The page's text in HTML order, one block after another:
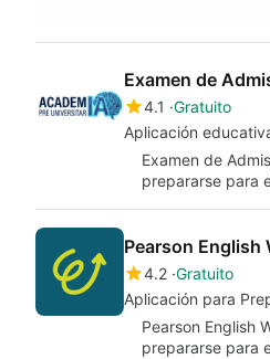
Examen de
4.1 Gratuito
Aplicación
Examen de
prepararse para
Pearson English
4.2 Gratuito
Aplicación para
Pearson English
prepararse para